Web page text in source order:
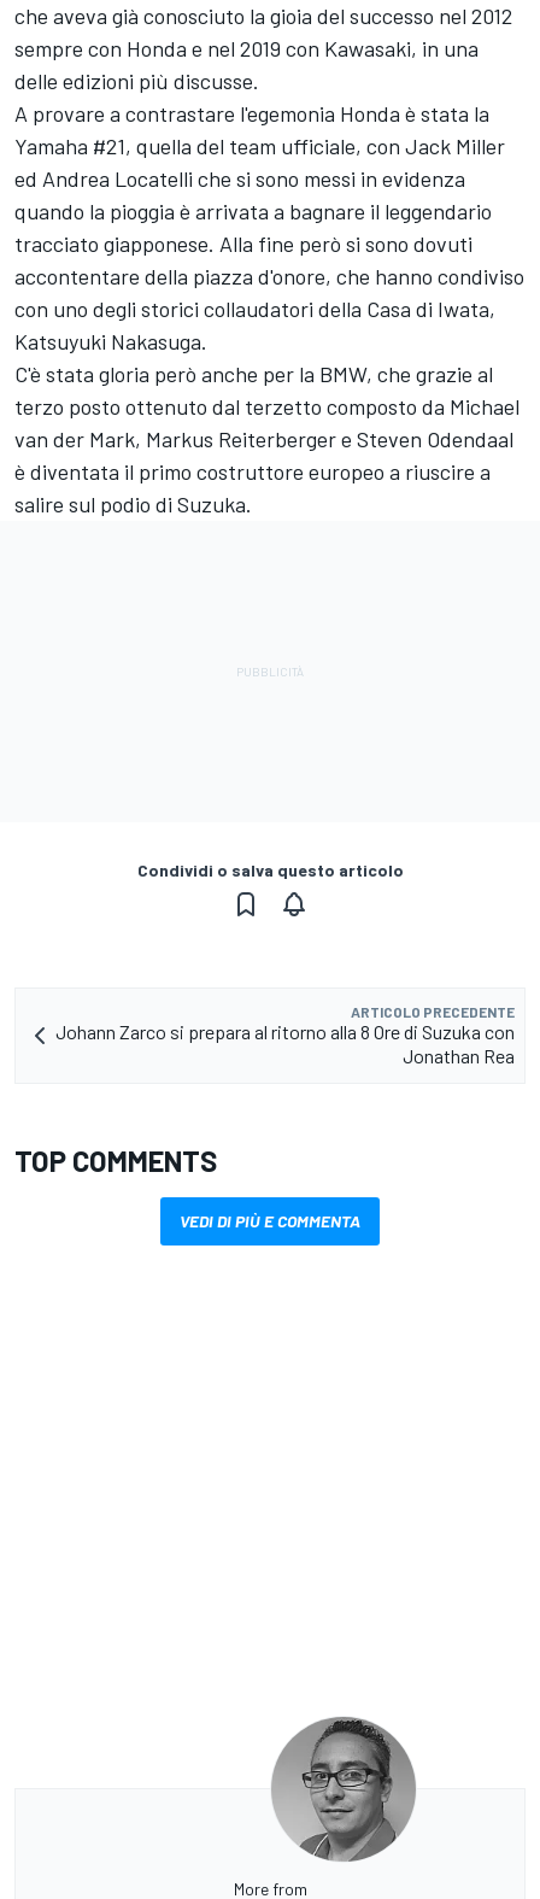
che aveva già conosciuto la gioia del successo nel 2012
sempre con Honda e nel 2019 con Kawasaki, in una
delle edizioni più discusse.
A provare a contrastare l'egemonia Honda è stata la
Yamaha #21, quella del team ufficiale, con Jack Miller
ed Andrea Locatelli che si sono messi in evidenza
quando la pioggia è arrivata a bagnare il leggendario
tracciato giapponese. Alla fine però si sono dovuti
accontentare della piazza d'onore, che hanno condiviso
con uno degli storici collaudatori della Casa di Iwata,
Katsuyuki Nakasuga.
C'è stata gloria però anche per la BMW, che grazie al
terzo posto ottenuto dal terzetto composto da Michael
van der Mark, Markus Reiterberger e Steven Odendaal
è diventata il primo costruttore europeo a riuscire a
salire sul podio di Suzuka.
Condividi o salva questo articolo
ARTICOLO PRECEDENTE
Johann Zarco si prepara al ritorno alla 8 Ore di Suzuka con
Jonathan Rea
TOP COMMENTS
VEDI DI PIÙ E COMMENTA
More from